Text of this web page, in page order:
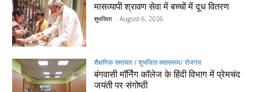
मासव्यापी श्रावण सेवा में बच्चों में दूध वितरण
शुभजिता - August 6, 2026
शैक्षणिक समाचार / शुभजिता क्सासरूम/ रोजगार
बंगवासी मॉर्निंग कॉलेज के हिंदी विभाग में प्रेमचंद
जयंती पर संगोष्ठी